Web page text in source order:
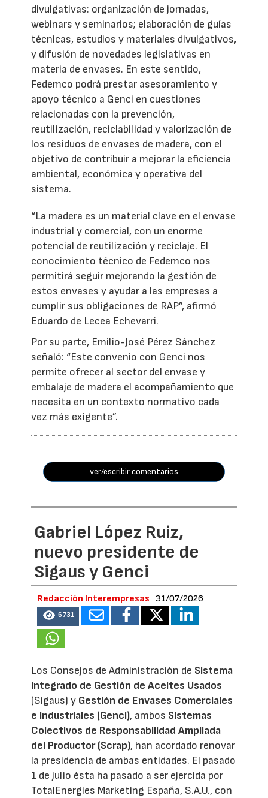
divulgativas: organización de jornadas,
webinars y seminarios; elaboración de guías
técnicas, estudios y materiales divulgativos,
y difusión de novedades legislativas en
materia de envases. En este sentido,
Fedemco podrá prestar asesoramiento y
apoyo técnico a Genci en cuestiones
relacionadas con la prevención,
reutilización, reciclabilidad y valorización de
los residuos de envases de madera, con el
objetivo de contribuir a mejorar la eficiencia
ambiental, económica y operativa del
sistema.
“La madera es un material clave en el envase
industrial y comercial, con un enorme
potencial de reutilización y reciclaje. El
conocimiento técnico de Fedemco nos
permitirá seguir mejorando la gestión de
estos envases y ayudar a las empresas a
cumplir sus obligaciones de RAP”, afirmó
Eduardo de Lecea Echevarri.
Por su parte, Emilio-José Pérez Sánchez
señaló: “Este convenio con Genci nos
permite ofrecer al sector del envase y
embalaje de madera el acompañamiento que
necesita en un contexto normativo cada
vez más exigente”.
ver/escribir comentarios
Gabriel López Ruiz,
nuevo presidente de
Sigaus y Genci
Redacción Interempresas 31/07/2026
6731
Los Consejos de Administración de Sistema
Integrado de Gestión de Aceites Usados
(Sigaus) y Gestión de Envases Comerciales
e Industriales (Genci), ambos Sistemas
Colectivos de Responsabilidad Ampliada
del Productor (Scrap), han acordado renovar
la presidencia de ambas entidades. El pasado
1 de julio ésta ha pasado a ser ejercida por
TotalEnergies Marketing España, S.A.U., con